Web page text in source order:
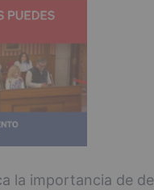
la importancia de